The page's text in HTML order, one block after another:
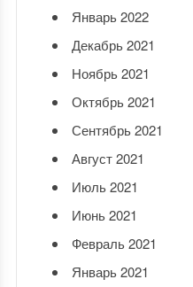
Январь 2022
Декабрь 2021
Ноябрь 2021
Октябрь 2021
Сентябрь 2021
Август 2021
Июль 2021
Июнь 2021
Февраль 2021
Январь 2021